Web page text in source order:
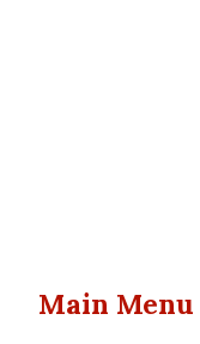
Main Menu